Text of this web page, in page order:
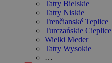
Tatry Bielskie
Tatry Niskie
Trenčianské Teplice
Turczańskie Cieplice
Wielki Meder
Tatry Wysokie
…